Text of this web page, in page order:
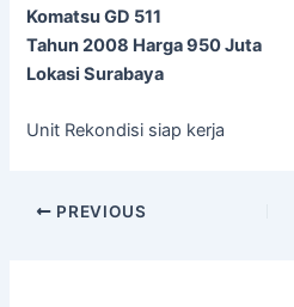
Komatsu GD 511
Tahun 2008 Harga 950 Juta
Lokasi Surabaya
Unit Rekondisi siap kerja
Post
PREVIOUS